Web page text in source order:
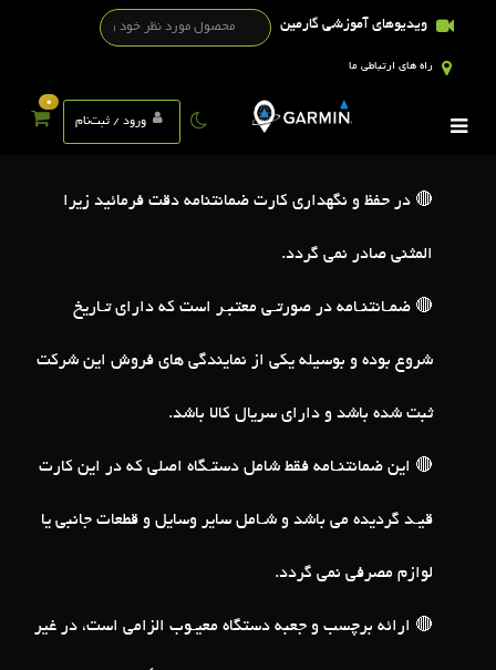
ویدیوهای آموزشی گارمین
راه های ارتباطی ما
ورود / ثبت‌نام
0
شرایط گارانتی
🔴 در حفظ و نگهداری کارت ضمانتنامه دقت فرمائید زیرا
المثنی صادر نمی گردد.
🔴 ضمـانتنـامه در صورتـی معتبـر است که دارای تـاریخ
شروع بوده و بوسیله یکی از نمایندگی های فروش این شرکت
ثبت شده باشد و دارای سریال کالا باشد.
🔴 این ضمانتنـامه فقط شامل دستـگاه اصلی که در این کارت
قیـد گردیده می باشد و شـامل سایر وسایل و قطعات جانبی یا
لوازم مصرفی نمی گردد.
🔴 ارائه برچسب و جعبه دستگاه معیـوب الزامی است، در غیر